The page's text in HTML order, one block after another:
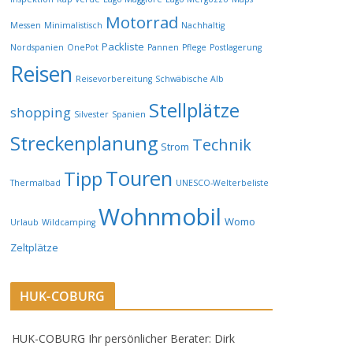
Messen Minimalistisch Motorrad Nachhaltig
Nordspanien OnePot Packliste Pannen Pflege Postlagerung
Reisen Reisevorbereitung Schwäbische Alb
shopping Silvester Spanien Stellplätze
Streckenplanung Strom Technik
Thermalbad TippTouren UNESCO-Welterbeliste
Urlaub Wildcamping Wohnmobil Womo
Zeltplätze
HUK-COBURG
HUK-COBURG Ihr persönlicher Berater: Dirk